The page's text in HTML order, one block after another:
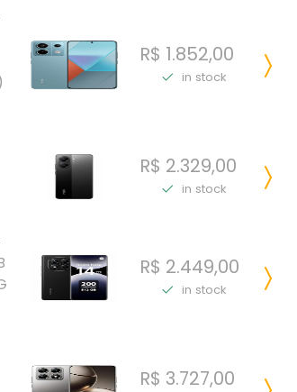
R$ 1.852,00
in stock
R$ 2.329,00
in stock
R$ 2.449,00
in stock
R$ 3.727,00